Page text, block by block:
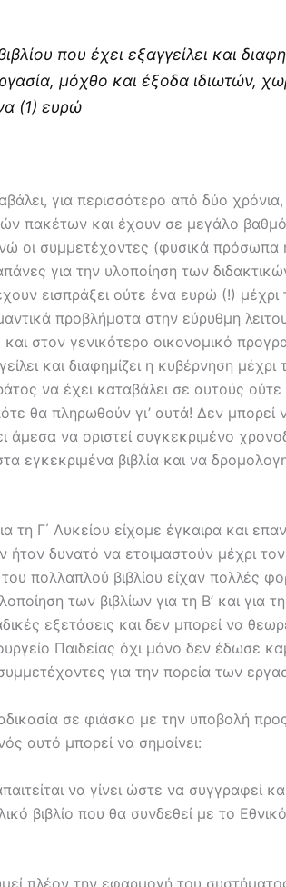
που έχει εξαγγείλει και
μόχθο και έξοδα ιδιωτών,
(1) ευρώ
για περισσότερο από δύο
πακέτων και έχουν σε μεγάλο
οι συμμετέχοντες (φυσικά πρόσωπα
για την υλοποίηση των
εισπράξει ούτε ένα ευρώ (!)
προβλήματα στην εύρυθμη
στον γενικότερο οικονομικό
και διαφημίζει η κυβέρνηση μέχρι
να έχει καταβάλει σε αυτούς
θα πληρωθούν γι’ αυτά! Δεν μπορεί
να οριστεί συγκεκριμένο
βιβλία και να
τη Γ΄ Λυκείου είχαμε έγκαιρα και
ήταν δυνατό να ετοιμαστούν μέχρι
πολλαπλού βιβλίου είχαν πολλές
των βιβλίων για τη Β’ και για
εξετάσεις και δεν μπορεί να
Παιδείας όχι μόνο δεν έδωσε
για την πορεία των
σε φιάσκο με την υποβολή
αυτό μπορεί να σημαίνει:
να γίνει ώστε να συγγραφεί
βιβλίο που θα συνδεθεί με το